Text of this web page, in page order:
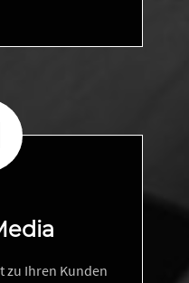
zu Ihren Kunden